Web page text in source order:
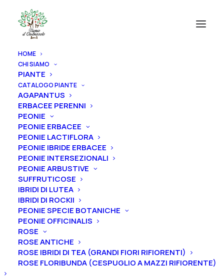
HOME
CHI SIAMO
PIANTE
CATALOGO PIANTE
AGAPANTUS
ERBACEE PERENNI
PEONIE
PEONIE ERBACEE
PEONIE LACTIFLORA
PEONIE IBRIDE ERBACEE
PEONIE INTERSEZIONALI
PEONIE ARBUSTIVE
SUFFRUTICOSE
IBRIDI DI LUTEA
IBRIDI DI ROCKII
PEONIE SPECIE BOTANICHE
PEONIE OFFICINALIS
ROSE
ROSE ANTICHE
ROSE IBRIDI DI TEA (GRANDI FIORI RIFIORENTI)
ROSE FLORIBUNDA (CESPUGLIO A MAZZI RIFIORENTE)